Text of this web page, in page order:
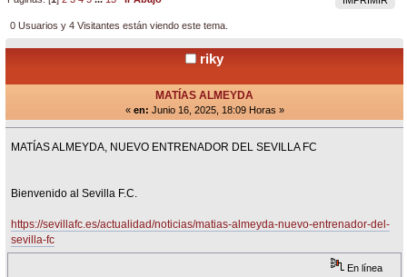
0 Usuarios y 4 Visitantes están viendo este tema.
riky
MATÍAS ALMEYDA
« en: Junio 16, 2025, 18:09 Horas »
MATÍAS ALMEYDA, NUEVO ENTRENADOR DEL SEVILLA FC
Bienvenido al Sevilla F.C.
https://sevillafc.es/actualidad/noticias/matias-almeyda-nuevo-entrenador-del-
sevilla-fc
En línea